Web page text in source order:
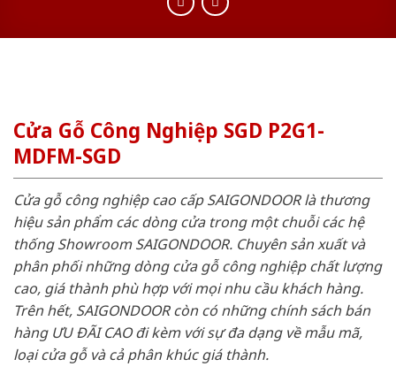
Cửa Gỗ Công Nghiệp SGD P2G1-
MDFM-SGD
Cửa gỗ công nghiệp cao cấp SAIGONDOOR là thương
hiệu sản phẩm các dòng cửa trong một chuỗi các hệ
thống Showroom SAIGONDOOR. Chuyên sản xuất và
phân phối những dòng cửa gỗ công nghiệp chất lượng
cao, giá thành phù hợp với mọi nhu cầu khách hàng.
Trên hết, SAIGONDOOR còn có những chính sách bán
hàng ƯU ĐÃI CAO đi kèm với sự đa dạng về mẫu mã,
loại cửa gỗ và cả phân khúc giá thành.